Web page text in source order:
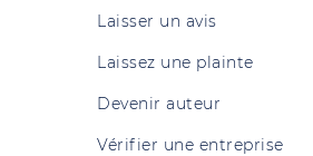
Laisser un avis
Laissez une plainte
Devenir auteur
Vérifier une entreprise